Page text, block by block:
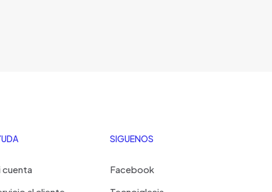
cuenta
SIGUENOS
Facebook